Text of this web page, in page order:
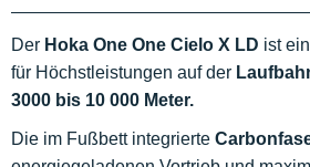
Der Hoka One One Cielo X LD ist
für Höchstleistungen auf der
3000 bis 10 000 Meter.
Die im Fußbett integrierte